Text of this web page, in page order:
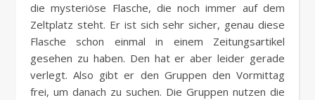
die mysteriöse Flasche, die noch immer auf dem
Zeltplatz steht. Er ist sich sehr sicher, genau diese
Flasche schon einmal in einem Zeitungsartikel
gesehen zu haben. Den hat er aber leider gerade
verlegt. Also gibt er den Gruppen den Vormittag
frei, um danach zu suchen. Die Gruppen nutzen die